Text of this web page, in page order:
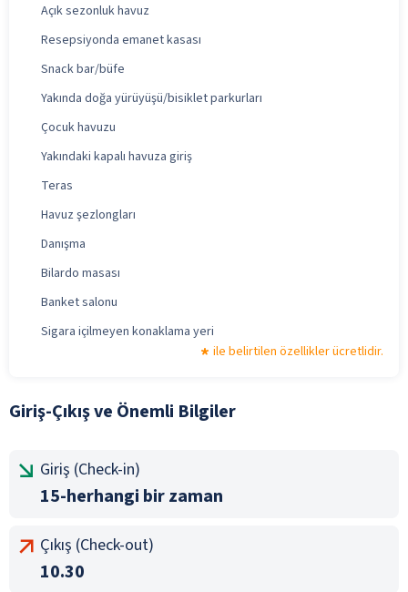
Açık sezonluk havuz
Resepsiyonda emanet kasası
Snack bar/büfe
Yakında doğa yürüyüşü/bisiklet parkurları
Çocuk havuzu
Yakındaki kapalı havuza giriş
Teras
Havuz şezlongları
Danışma
Bilardo masası
Banket salonu
Sigara içilmeyen konaklama yeri
ile belirtilen özellikler ücretlidir.
Giriş-Çıkış ve Önemli Bilgiler
Giriş (Check-in)
15-herhangi bir zaman
Çıkış (Check-out)
10.30